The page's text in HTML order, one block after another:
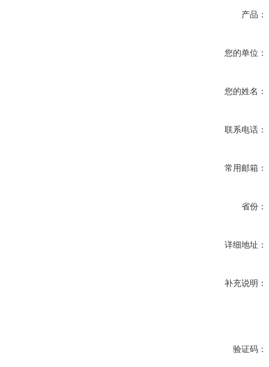
产品：
您的单位：
您的姓名：
联系电话：
常用邮箱：
省份：
详细地址：
补充说明：
验证码：